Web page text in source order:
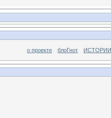
о проекте блоГнот